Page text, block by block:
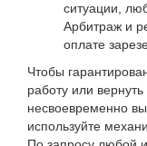
ситуации,
Арбитраж и
оплате
Чтобы
работу или
несвоевременно
используйте